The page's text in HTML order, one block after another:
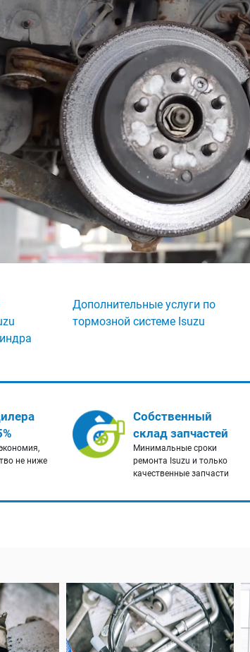
Дополнительные услуги по
тормозной системе Isuzu
не ниже
Собственный
склад запчастей
Минимальные сроки
ремонта Isuzu и только
качественные запчасти